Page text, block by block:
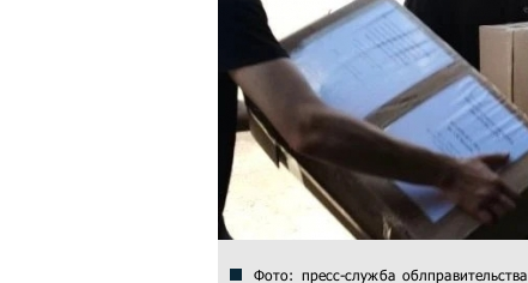
Фото: пресс-служба облправительства